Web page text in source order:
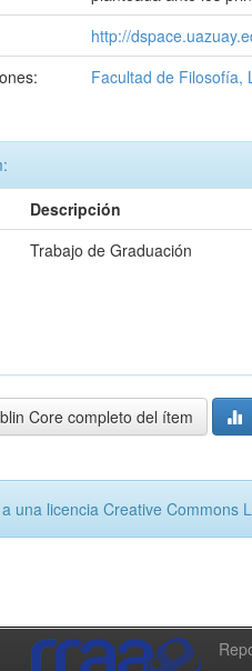
http://
Facultad de Filosofía,
Descripción
Trabajo de Graduación
Core completo del ítem
una licencia Creative Commons